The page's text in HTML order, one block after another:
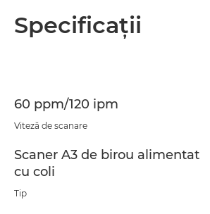
Prezentare generală
Descărcare PDF
Specificaţii
60 ppm/120 ipm
Viteză de scanare
Scaner A3 de birou alimentat
cu coli
Tip